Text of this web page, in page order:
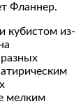
Фланнер.
кубистом из-
мелким